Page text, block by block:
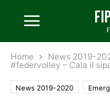
Home News 2019-
#federvolley – Cala il
News 2019-2020